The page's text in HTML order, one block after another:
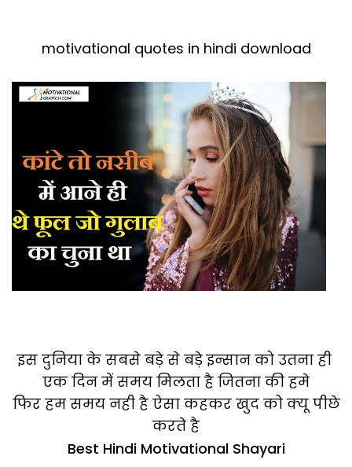
motivational quotes in hindi download
इस दुनिया के सबसे बड़े से बड़े इन्सान को उतना ही
एक दिन में समय मिलता है जितना की हमे
फिर हम समय नही है ऐसा कहकर खुद को क्यू पीछे
करते है
Best Hindi Motivational Shayari